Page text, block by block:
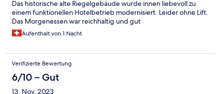
Das historische alte Riegelgebäude wurde innen liebevoll zu
einem funktionellen Hotelbetrieb modernisiert. Leider ohne Lift.
Das Morgenessen war reichhaltig und gut
Aufenthalt von 1 Nacht
Verifizierte Bewertung
6/10 – Gut
13. Nov. 2023